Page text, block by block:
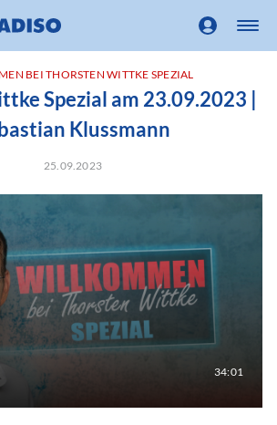
34:01
BEI THORSTEN WITTKE SPEZIAL
Spezial am 23.09.2023 |
Klussmann
25.09.2023